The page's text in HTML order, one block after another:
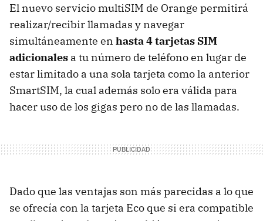
El nuevo servicio multiSIM de Orange permitirá
realizar/recibir llamadas y navegar
simultáneamente en hasta 4 tarjetas SIM
adicionales a tu número de teléfono en lugar de
estar limitado a una sola tarjeta como la anterior
SmartSIM, la cual además solo era válida para
hacer uso de los gigas pero no de las llamadas.
Dado que las ventajas son más parecidas a lo que
se ofrecía con la tarjeta Eco que si era compatible